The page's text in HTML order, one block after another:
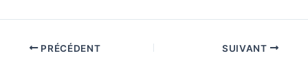
PRÉCÉDENT SUIVANT